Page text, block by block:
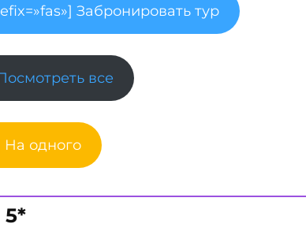
Забронировать тур
все
На одного
5*